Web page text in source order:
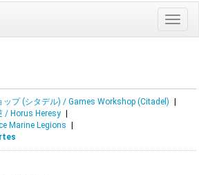
ップ (シタデル) / Games Workshop (Citadel)
/ Horus Heresy
Marine Legions